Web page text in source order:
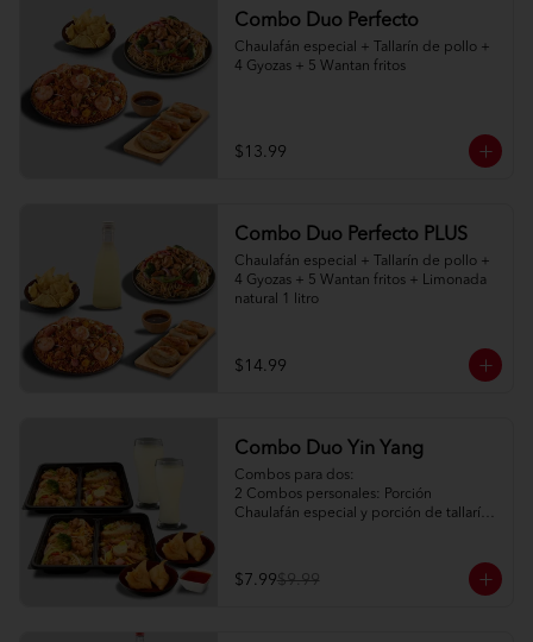
Combo Duo Perfecto
Chaulafán especial + Tallarín de pollo +
4 Gyozas + 5 Wantan fritos
$13.99
Combo Duo Perfecto PLUS
Chaulafán especial + Tallarín de pollo +
4 Gyozas + 5 Wantan fritos + Limonada
natural 1 litro
$14.99
Combo Duo Yin Yang
Combos para dos:
2 Combos personales: Porción
Chaulafán especial y porción de tallarín
agridulce
2 limonadas naturales 250ml
$7.99$9.99